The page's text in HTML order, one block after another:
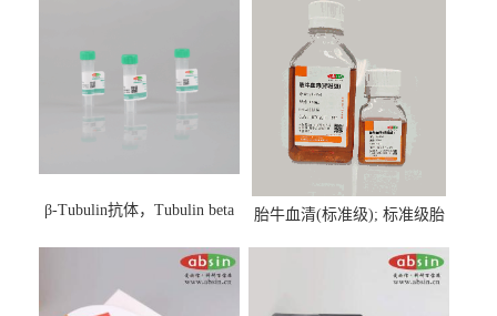
β-Tubulin抗体，Tubulin beta
胎牛血清(标准级); 标准级胎